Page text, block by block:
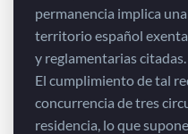
permanencia implica
territorio español
y reglamentarias citadas.
El cumplimiento de tal
concurrencia de tres
residencia, lo que